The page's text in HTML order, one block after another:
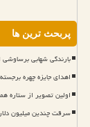
پربحث ترین ها
بارندگی شهابی برساوشی
اهدای جایزه چهره
اولین تصویر از ستاره
سرقت چندین میلیون دلار در ۲۵